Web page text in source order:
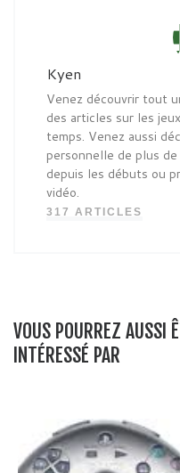
Kyen
Venez découvrir tout
des articles sur les
temps. Venez aussi
personnelle de plus
depuis les débuts ou
vidéo.
317 ARTICLES
VOUS POURREZ AUSSI
INTÉRESSÉ PAR